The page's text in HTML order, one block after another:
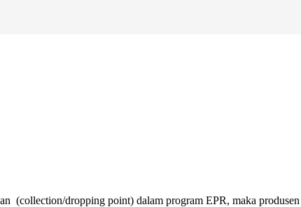
(collection/dropping point) dalam program EPR, maka